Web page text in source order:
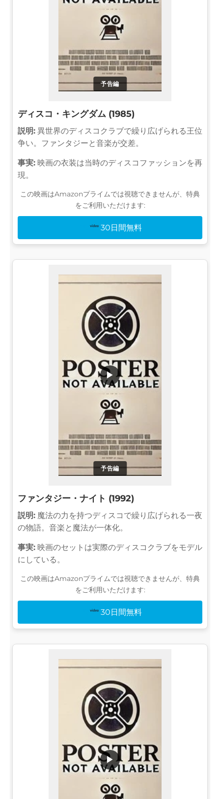
予告編
ディスコ・キングダム (1985)
説明: 異世界のディスコクラブで繰り広げられる王位
争い。ファンタジーと音楽が交差。
事実: 映画の衣装は当時のディスコファッションを再
現。
この映画はAmazonプライムでは視聴できませんが、特典
をご利用いただけます:
30日間無料
予告編
▶
ファンタジー・ナイト (1992)
説明: 魔法の力を持つディスコで繰り広げられる一夜
の物語。音楽と魔法が一体化。
事実: 映画のセットは実際のディスコクラブをモデル
にしている。
この映画はAmazonプライムでは視聴できませんが、特典
をご利用いただけます:
30日間無料
▶